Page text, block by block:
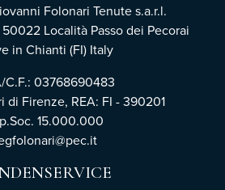
Folonari Tenute s.a.r.l.
Località Passo dei Pecorai
in Chianti (FI) Italy
C.F.: 03768690483
di Firenze, REA: FI - 390201
15.000.000